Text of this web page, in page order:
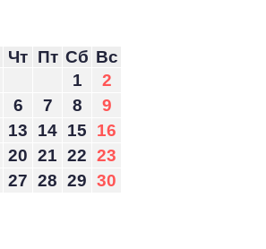
Чт Пт Сб Вс
1
2
6 7 8
9
13 14 15
16
20 21 22 23
27 28 29 30